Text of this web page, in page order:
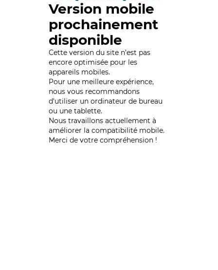
Version mobile
prochainement
disponible
Cette version du site n’est pas
encore optimisée pour les
appareils mobiles.
Pour une meilleure expérience,
nous vous recommandons
d'utiliser un ordinateur de bureau
ou une tablette.
Nous travaillons actuellement à
améliorer la compatibilité mobile.
Merci de votre compréhension !